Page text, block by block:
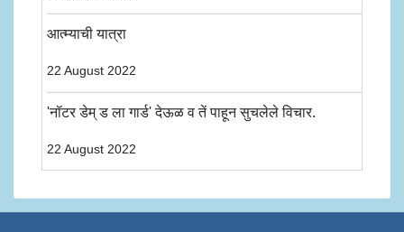
आत्म्याची यात्रा
22 August 2022
'नॉटर डेम् ड ला गार्ड' देऊळ व तें पाहून सुचलेले विचार.
22 August 2022